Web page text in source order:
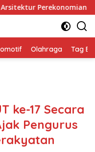
Abad ke-21,
Olahraga Tag
ke-17 Secara
Pengurus